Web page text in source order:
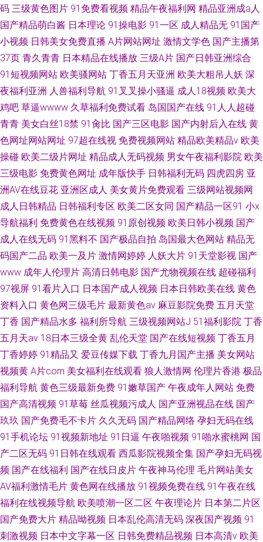
码 三级黄色图片 91免费看视频 精品午夜福利网 精品亚洲成a人
国产精品萌白酱 日本理论 91操电影 91一区 成人精品无 91国产
小视频 日韩美女免费直播 A片网站网址 激情文学色 国产主播第
37页 青久青青 日本精品在线播放 三级A片 国产日韩亚洲综合
91短视频网站 欧美骚网站 丁香五月天亚洲 欧美大粗吊人妖 深
夜福利亚洲 人兽福利导航 91叉叉操小骚逼 成人18视频 欧美大
鸡吧 草逼wwww 久草福利免费试看 岛国国产在线 91人人超碰
青青 美女白丝18禁 91肏比 国产三区电影 国产内射后入在线 黄
色网址网站网址 97超在线视 免费视频网站 精品欧美精品v 欧美
操碰 欧美二级片网址 精品成人无码视频 男女午夜福利影院 欧美
三级电影 免费黄色网址 成年版快手 日韩福利无码 四虎四房 亚
洲AV在线豆花 亚洲区成人 美女黄片免费观看 三级网站视频网
成人日韩精品 日韩福利专区 欧美二区女同 国产精品一区91 小x
导航福利 免费黄色在线视频 91原创视频 欧美日韩小视频 国产
成人在线无码 91黑料不 国产极品自拍 岛国最大色网站 精品无
码国产二品 欧美一及片 激情网婷婷 人妖大片 91天堂影视 国产
www 成年人伦理片 高清日韩电影 国产尤物视频在线 超碰福利
97视屏 91看片入口 日本国产成人视频 日本日韩欧美在线 黄色
资料入口 黄色网三级毛片 最新黄色av 麻豆影院免费 五月天堂
丁香 国产精品水多 福利所导航 三级视频网站J 51福利影院 丁香
五月天av 18日本三级全黄 乱伦天堂 国产在线短视频 丁香五月
丁香婷婷 91精品又 爱豆传媒下载 丁香九月国产主播 美女网站
视频黄 A片com 美女福利在线观看 狼人激情网 伦理片香港 极品
福利导航 黄色三级最新免费 91嫩草国产 午夜成年人网站 免费
国产高清视频 91草莓 丝瓜视频污成人 国产亚洲视品在线 国产
玖玖 国产免费毛不卡片 久久无码 国产精品网络 孕妇无码在线
91手机论坛 91视频新地址 91日逼 午夜啪视频 91啪水蜜桃网 国
产二区无码 91日韩在线观看 西瓜影院视频全集 国产孕妇无码视
频 国产在线福利 国产在线日皮片 午夜神马伦理 毛片网站美女
AV福利激情毛片 黄色网在线播放 91视频免费在线 91午夜在线
福利在线视频导航 欧美喷潮一区二区 午夜理论片 日本第二片区
国产免费大片 精品呦视频 日本乱伦高清无码 深夜国产视频 91
刺激视频 日本中文字幕一区 日韩免费精品视频 日本高清v 欧美